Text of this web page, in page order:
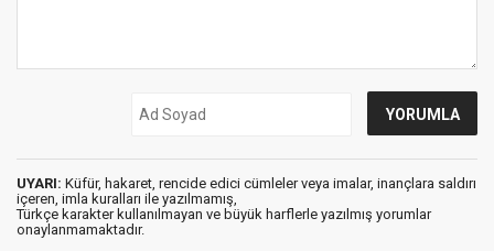
UYARI: Küfür, hakaret, rencide edici cümleler veya imalar, inançlara saldırı
içeren, imla kuralları ile yazılmamış,
Türkçe karakter kullanılmayan ve büyük harflerle yazılmış yorumlar
onaylanmamaktadır.